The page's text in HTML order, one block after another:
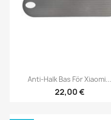
Snabbvy
Anti-Halk Bas För Xiaomi...
22,00 €